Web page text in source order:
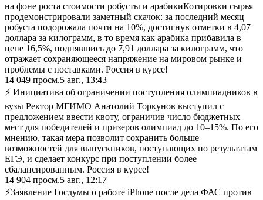
на фоне роста стоимости робусты и арабики ​Котировки сырья
продемонстрировали заметный скачок: за последний месяц
робуста подорожала почти на 10%, достигнув отметки в 4,07
доллара за килограмм, в то время как арабика прибавила в
цене 16,5%, поднявшись до 7,91 доллара за килограмм, что
отражает сохраняющееся напряжение на мировом рынке и
проблемы с поставками. Россия в курсе!
14 049 просм.5 авг., 13:43
⚡ Инициатива об ограничении поступления олимпиадников в
вузы Ректор МГИМО Анатолий Торкунов выступил с
предложением ввести квоту, ограничив число бюджетных
мест для победителей и призеров олимпиад до 10–15%. По его
мнению, такая мера позволит сохранить больше
возможностей для выпускников, поступающих по результатам
ЕГЭ, и сделает конкурс при поступлении более
сбалансированным. Россия в курсе!
14 904 просм.5 авг., 12:17
⚡Заявление Госдумы о работе iPhone после дела ФАС против